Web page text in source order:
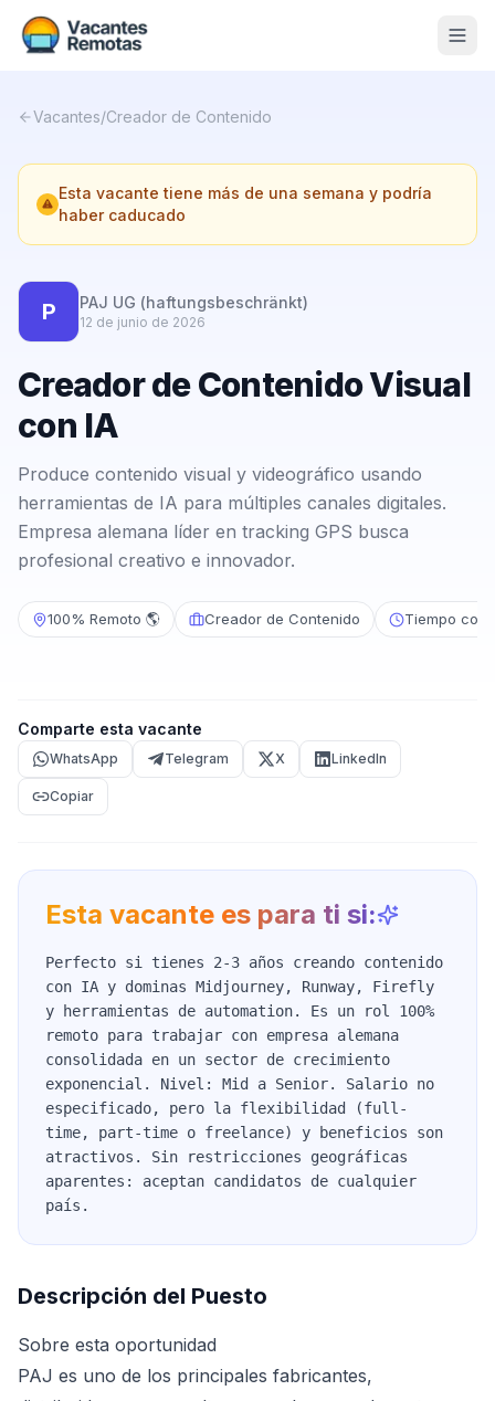
Nosotros
Contacto
Calculadora Freelance Gratis
Vacantes/Creador de Contenido
Esta vacante tiene más de una semana y podría
haber caducado
P PAJ UG (haftungsbeschränkt)
12 de junio de 2026
Creador de Contenido Visual
con IA
Produce contenido visual y videográfico usando
herramientas de IA para múltiples canales digitales.
Empresa alemana líder en tracking GPS busca
profesional creativo e innovador.
100% Remoto 🌎 Creador de Contenido Tiempo
Comparte esta vacante
WhatsApp Telegram X LinkedIn
Copiar
Esta vacante es para ti si:
Perfecto si tienes 2-3 años creando contenido
con IA y dominas Midjourney, Runway, Firefly
y herramientas de automation. Es un rol 100%
remoto para trabajar con empresa alemana
consolidada en un sector de crecimiento
exponencial. Nivel: Mid a Senior. Salario no
especificado, pero la flexibilidad (full-
time, part-time o freelance) y beneficios son
atractivos. Sin restricciones geográficas
aparentes: aceptan candidatos de cualquier
país.
Descripción del Puesto
Sobre esta oportunidad
PAJ es uno de los principales fabricantes,